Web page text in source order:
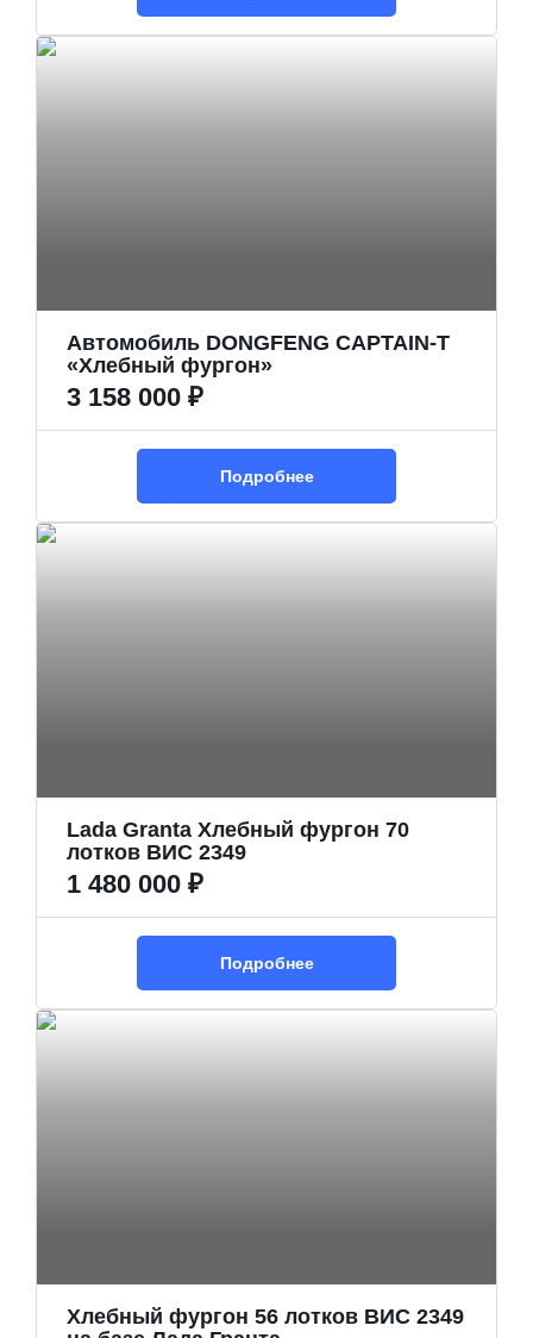
Автомобиль DONGFENG CAPTAIN-T
«Хлебный фургон»
3 158 000 ₽
Подробнее
Lada Granta Хлебный фургон 70
лотков ВИС 2349
1 480 000 ₽
Подробнее
Хлебный фургон 56 лотков ВИС 2349